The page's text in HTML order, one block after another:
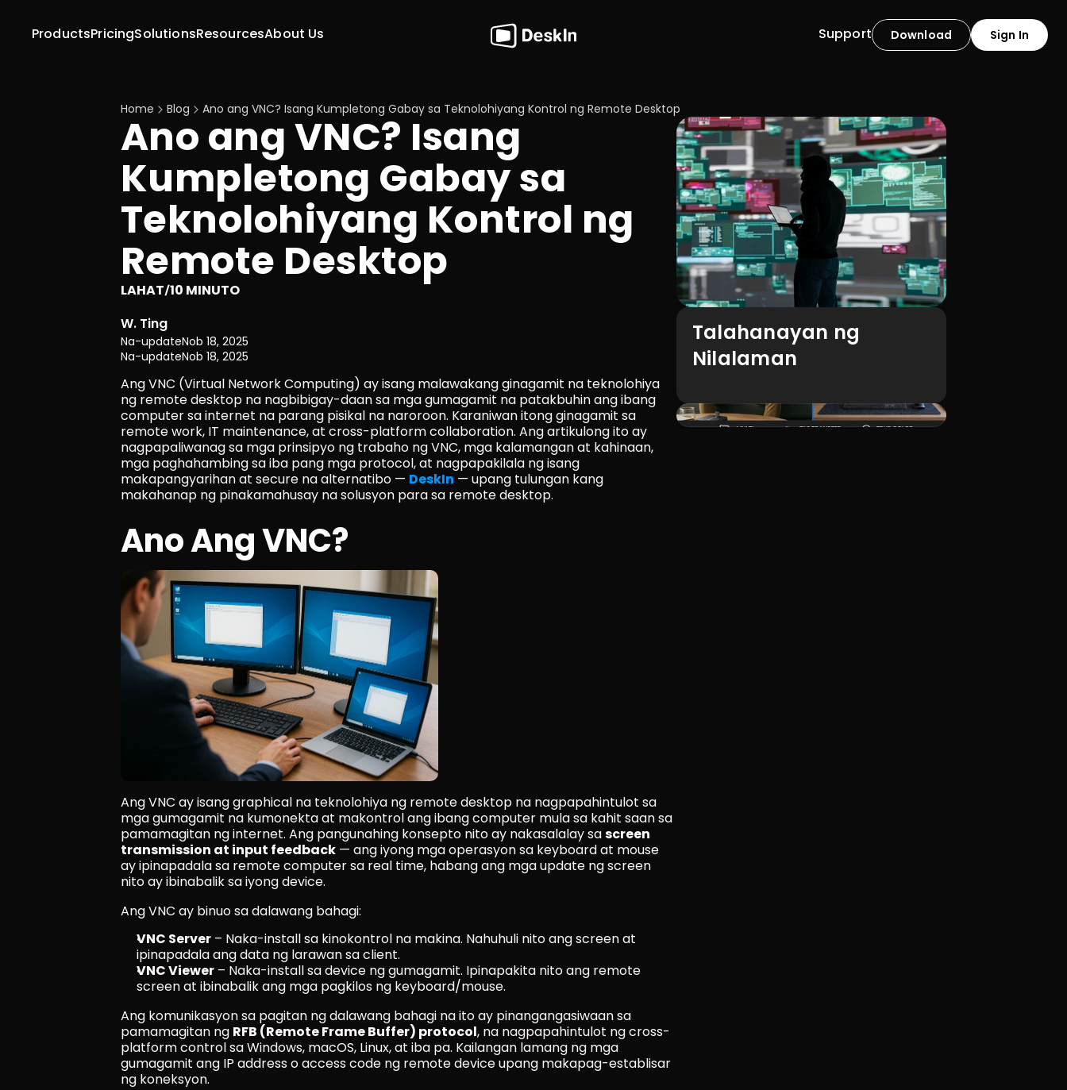
ProductsPricing Resources
Solutions About Us Download Sign In
Support
Home Blog Ano ang VNC? Isang Kumpletong Gabay sa Teknolohiyang Kontrol ng Remote Desktop
Ano ang VNC? Isang
Kumpletong Gabay sa
Teknolohiyang Kontrol ng
Remote Desktop
LAHAT/10 MINUTO
W. Ting
Na-updateNob 18, 2025
Na-updateNob 18, 2025
Ang VNC (Virtual Network Computing) ay isang malawakang ginagamit na teknolohiya
ng remote desktop na nagbibigay-daan sa mga gumagamit na patakbuhin ang ibang
computer sa internet na parang pisikal na naroroon. Karaniwan itong ginagamit sa
remote work, IT maintenance, at cross-platform collaboration. Ang artikulong ito ay
nagpapaliwanag sa mga prinsipyo ng trabaho ng VNC, mga kalamangan at kahinaan,
mga paghahambing sa iba pang mga protocol, at nagpapakilala ng isang
makapangyarihan at secure na alternatibo — DeskIn — upang tulungan kang
makahanap ng pinakamahusay na solusyon para sa remote desktop.
Ano Ang VNC?
Ang VNC ay isang graphical na teknolohiya ng remote desktop na nagpapahintulot sa
mga gumagamit na kumonekta at makontrol ang ibang computer mula sa kahit saan sa
pamamagitan ng internet. Ang pangunahing konsepto nito ay nakasalalay sa screen
transmission at input feedback — ang iyong mga operasyon sa keyboard at mouse
ay ipinapadala sa remote computer sa real time, habang ang mga update ng screen
nito ay ibinabalik sa iyong device.
Ang VNC ay binuo sa dalawang bahagi:
VNC Server – Naka-install sa kinokontrol na makina. Nahuhuli nito ang screen at
ipinapadala ang data ng larawan sa client.
VNC Viewer – Naka-install sa device ng gumagamit. Ipinapakita nito ang remote
screen at ibinabalik ang mga pagkilos ng keyboard/mouse.
Ang komunikasyon sa pagitan ng dalawang bahagi na ito ay pinangangasiwaan sa
pamamagitan ng RFB (Remote Frame Buffer) protocol, na nagpapahintulot ng cross-
platform control sa Windows, macOS, Linux, at iba pa. Kailangan lamang ng mga
gumagamit ang IP address o access code ng remote device upang makapag-establisar
ng koneksyon.
Talahanayan ng
Nilalaman